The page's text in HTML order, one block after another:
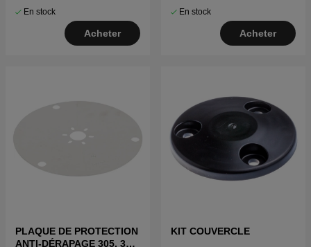
En stock
Acheter
En stock
Acheter
PLAQUE DE PROTECTION
ANTI-DÉRAPAGE 305, 310,
KIT COUVERCLE